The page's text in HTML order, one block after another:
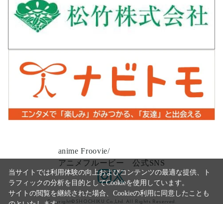
anime Froovie/
アニメフルービー 公式SNS
Copyright©SHOCHIKU Co.,Ltd. All Rights Reserved.
当サイトでは利用体験の向上およびコンテンツの最適な提供、ト
ラフィックの分析を目的としてCookieを使用しています。
サイトの閲覧を継続された場合、Cookieの利用に同意したことも